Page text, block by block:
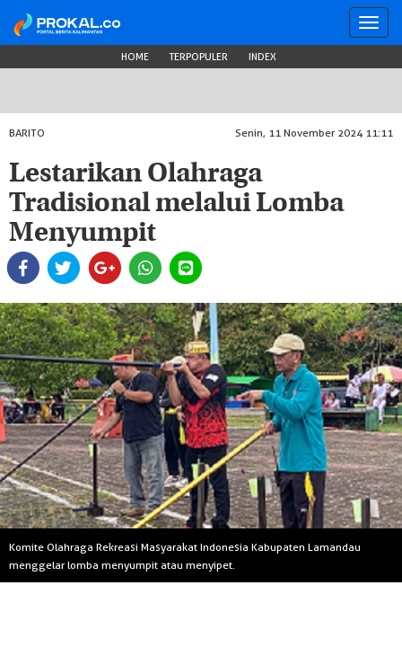
HOME TERPOPULER INDEX
BARITO Senin, 11 November 2024 11:11
Lestarikan Olahraga
Tradisional melalui Lomba
Menyumpit
Komite Olahraga Rekreasi Masyarakat Indonesia Kabupaten Lamandau
menggelar lomba menyumpit atau menyipet.